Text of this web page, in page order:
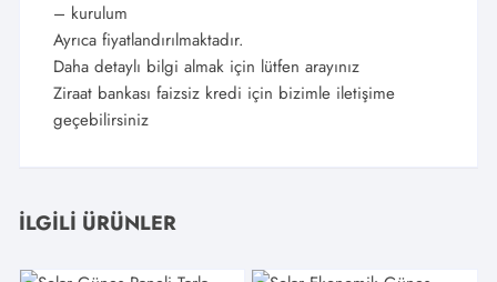
– kurulum
Ayrıca fiyatlandırılmaktadır.
Daha detaylı bilgi almak için lütfen arayınız
Ziraat bankası faizsiz kredi için bizimle iletişime
geçebilirsiniz
İLGILI ÜRÜNLER